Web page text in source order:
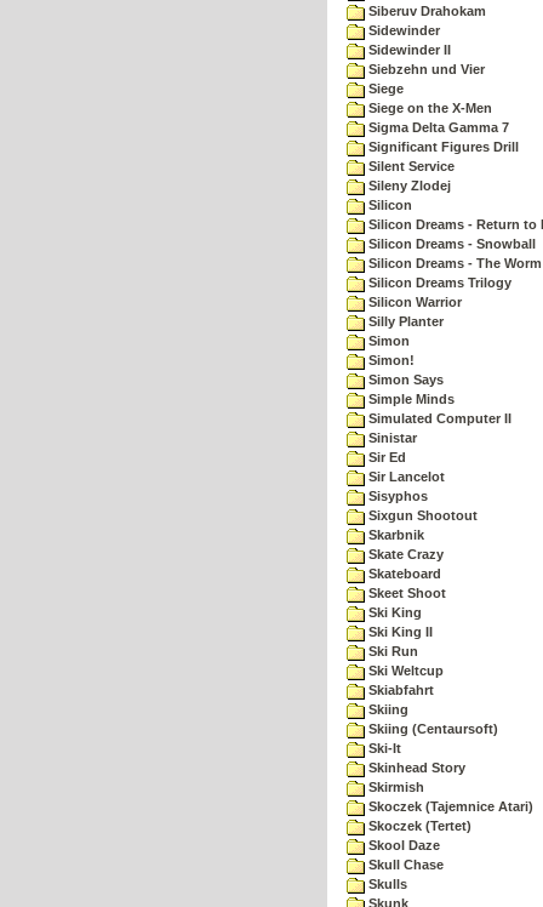
Siberuv Drahokam
Sidewinder
Sidewinder II
Siebzehn und Vier
Siege
Siege on the X-Men
Sigma Delta Gamma 7
Significant Figures Drill
Silent Service
Sileny Zlodej
Silicon
Silicon Dreams - Return to
Silicon Dreams - Snowball
Silicon Dreams - The
Silicon Dreams Trilogy
Silicon Warrior
Silly Planter
Simon
Simon!
Simon Says
Simple Minds
Simulated Computer II
Sinistar
Sir Ed
Sir Lancelot
Sisyphos
Sixgun Shootout
Skarbnik
Skate Crazy
Skateboard
Skeet Shoot
Ski King
Ski King II
Ski Run
Ski Weltcup
Skiabfahrt
Skiing
Skiing (Centaursoft)
Ski-It
Skinhead Story
Skirmish
Skoczek (Tajemnice Atari)
Skoczek (Tertet)
Skool Daze
Skull Chase
Skulls
Skunk